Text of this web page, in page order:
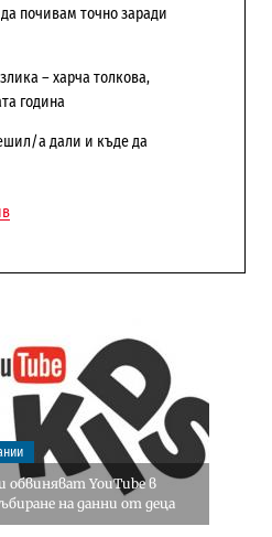
почивам точно заради
– харча толкова,
година
а дали и къде да
обвиняват YouTube в
на данни от деца